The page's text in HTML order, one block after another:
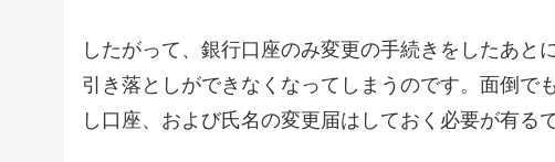
したがって、銀行口座のみ変更の手続きをしたあと
引き落としができなくなってしまうのです。面倒で
し口座、および氏名の変更届はしておく必要が有る